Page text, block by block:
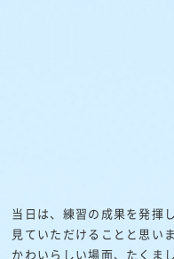
当日は、練習の成果を発揮
見ていただけることと思い
かわいらしい場面、たくま